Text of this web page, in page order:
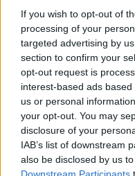
If you wish to opt-out of
processing of your
targeted advertising by
section to confirm your
opt-out request is
interest-based ads
us or personal
your opt-out. You may
disclosure of your
IAB’s list of downstream
also be disclosed by us
Downstream Participants
05/